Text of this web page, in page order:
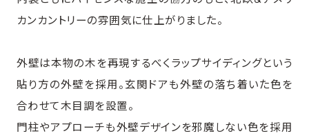
カンカントリーの雰囲気に仕上がりました。
外壁は本物の木を再現するべくラップサイディングという
貼り方の外壁を採用。玄関ドアも外壁の落ち着いた色を
合わせて木目調を設置。
門柱やアプローチも外壁デザインを邪魔しない色を採用